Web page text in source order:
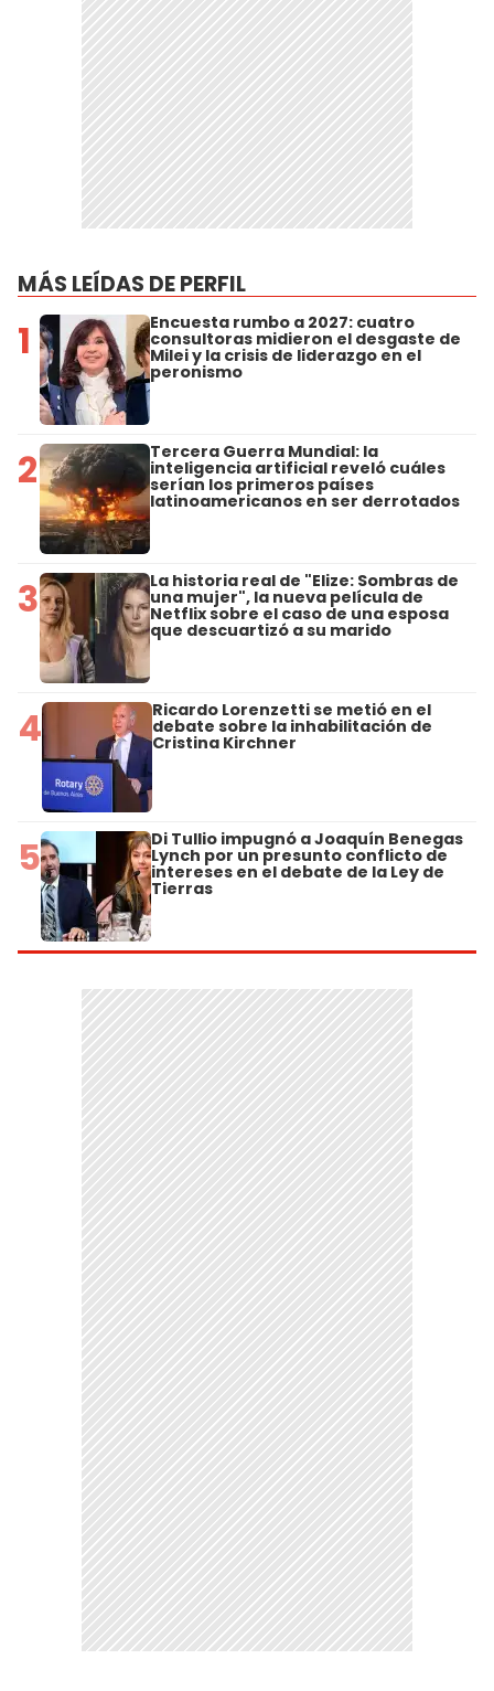
MÁS LEÍDAS DE PERFIL
1 Encuesta rumbo a 2027: cuatro
consultoras midieron el desgaste de
Milei y la crisis de liderazgo en el
peronismo
2 Tercera Guerra Mundial: la
inteligencia artificial reveló cuáles
serían los primeros países
latinoamericanos en ser derrotados
3 La historia real de "Elize: Sombras de
una mujer", la nueva película de
Netflix sobre el caso de una esposa
que descuartizó a su marido
4 Ricardo Lorenzetti se metió en el
debate sobre la inhabilitación de
Cristina Kirchner
5 Di Tullio impugnó a Joaquín Benegas
Lynch por un presunto conflicto de
intereses en el debate de la Ley de
Tierras